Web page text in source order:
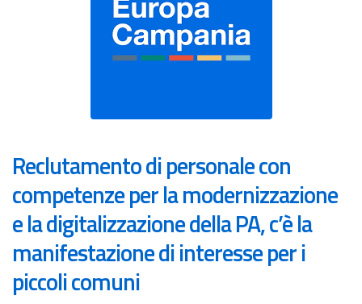
Reclutamento di personale con
competenze per la modernizzazione
e la digitalizzazione della PA, c’è la
manifestazione di interesse per i
piccoli comuni